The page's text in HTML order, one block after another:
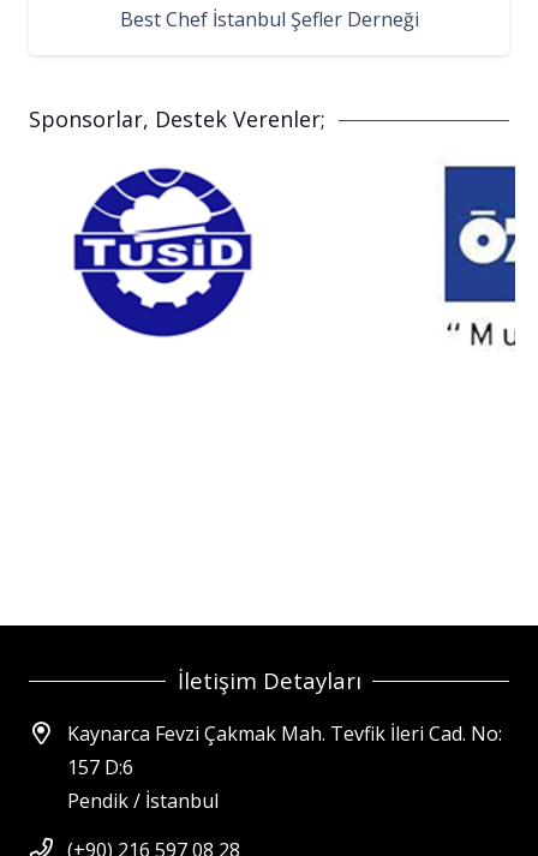
Best Chef İstanbul Şefler Derneği
Sponsorlar, Destek Verenler;
İletişim Detayları
Kaynarca Fevzi Çakmak Mah. Tevfik İleri Cad. No:
157 D:6
Pendik / İstanbul
(+90) 216 597 08 28